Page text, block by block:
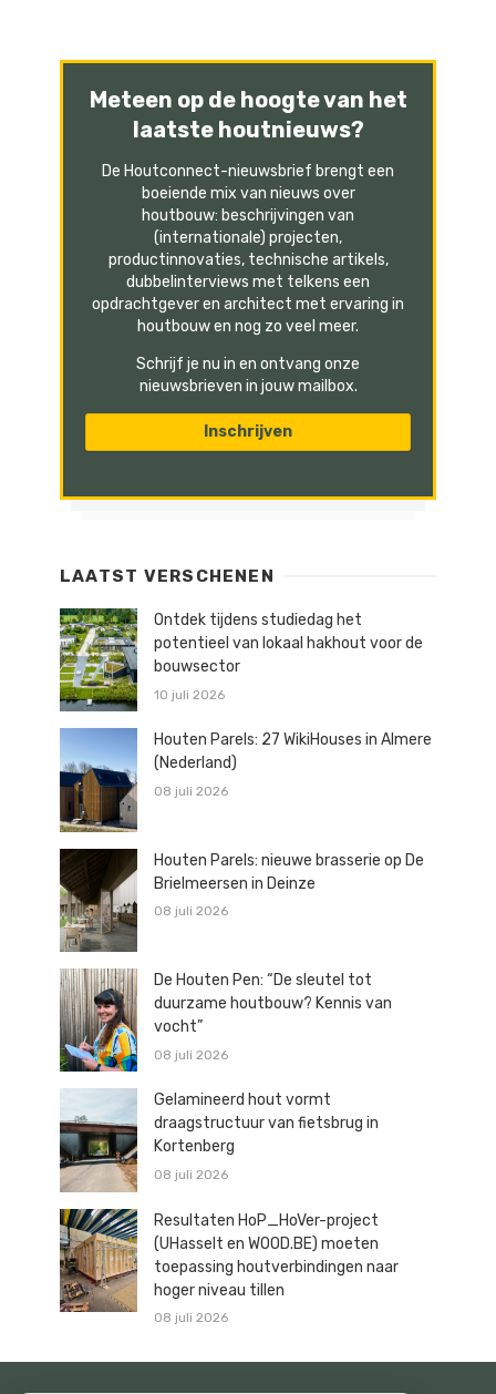
Meteen op de hoogte van het
laatste houtnieuws?
De Houtconnect-nieuwsbrief brengt een
boeiende mix van nieuws over
houtbouw: beschrijvingen van
(internationale) projecten,
productinnovaties, technische artikels,
dubbelinterviews met telkens een
opdrachtgever en architect met ervaring in
houtbouw en nog zo veel meer.
Schrijf je nu in en ontvang onze
nieuwsbrieven in jouw mailbox.
LAATST VERSCHENEN
Ontdek tijdens studiedag het
potentieel van lokaal hakhout voor de
bouwsector
10 juli 2026
Houten Parels: 27 WikiHouses in Almere
(Nederland)
08 juli 2026
Houten Parels: nieuwe brasserie op De
Brielmeersen in Deinze
08 juli 2026
De Houten Pen: “De sleutel tot
duurzame houtbouw? Kennis van
vocht”
08 juli 2026
Gelamineerd hout vormt
draagstructuur van fietsbrug in
Kortenberg
08 juli 2026
Resultaten HoP_HoVer-project
(UHasselt en WOOD.BE) moeten
toepassing houtverbindingen naar
hoger niveau tillen
08 juli 2026